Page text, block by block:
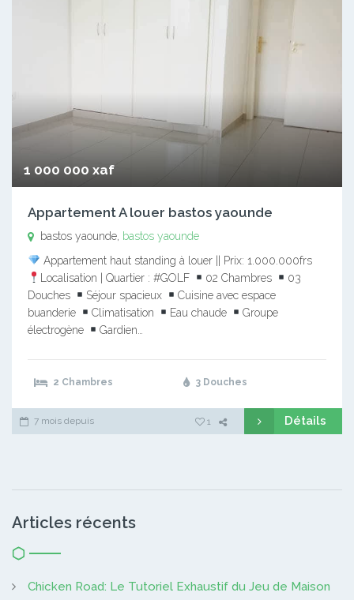
1 000 000 xaf
Appartement A louer bastos yaounde
bastos yaounde, bastos yaounde
Appartement haut standing à louer || Prix: 1.000.000frs
Localisation | Quartier : #GOLF
02 Chambres
03
Douches
Séjour spacieux
Cuisine avec espace
buanderie
Climatisation Eau chaude
Groupe
électrogène
Gardien…
2 Chambres 3 Douches
7 mois depuis 1 Détails
Articles récents
Chicken Road: Le Tutoriel Exhaustif du Jeu de Maison